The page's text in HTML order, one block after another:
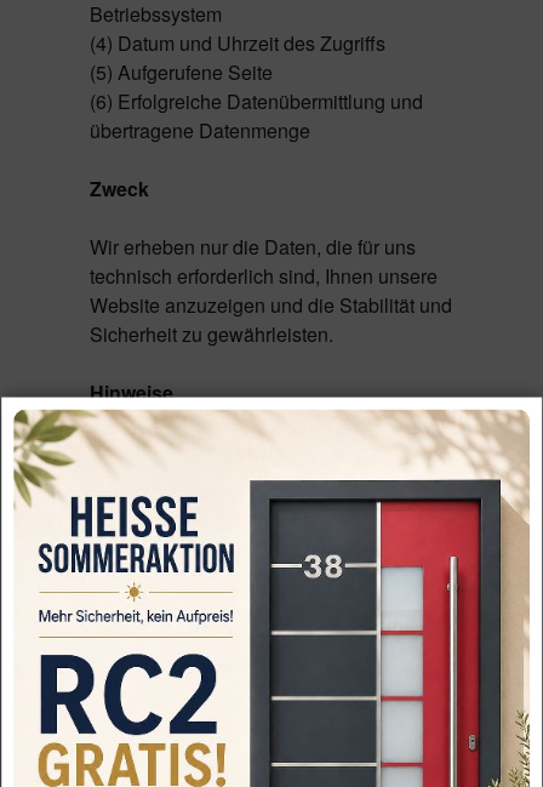
Betriebssystem
(4) Datum und Uhrzeit des Zugriffs
(5) Aufgerufene Seite
(6) Erfolgreiche Datenübermittlung und
übertragene Datenmenge
Zweck
Wir erheben nur die Daten, die für uns
technisch erforderlich sind, Ihnen unsere
Website anzuzeigen und die Stabilität und
Sicherheit zu gewährleisten.
Hinweise
Eine Speicherung dieser Daten
zusammen mit anderen
personenbezogenen Daten des Nutzers
findet nicht statt.
Rechtsgrundlage
Rechtsgrundlage ist Art. 6 Abs. 1 S. 1 lit. f
DS-GVO
Speicherdauer und Löschung